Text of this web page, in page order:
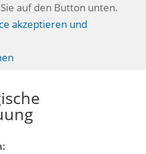
auf den Button unten.
akzeptieren und